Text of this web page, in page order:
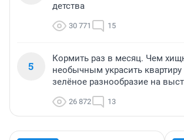
детства
30 771 15
5
Кормить раз в месяц. Чем
необычным украсить
зелёное разнообразие на
26 872 13